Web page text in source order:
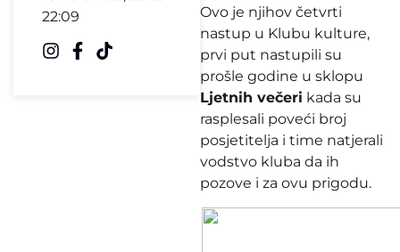
Ovo je njihov četvrti
nastup u Klubu kulture,
prvi put nastupili su
prošle godine u sklopu
Ljetnih večeri kada su
rasplesali poveći broj
posjetitelja i time natjerali
vodstvo kluba da ih
pozove i za ovu prigodu.
22:09